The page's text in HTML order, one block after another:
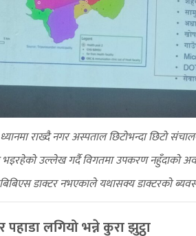
राख्दै नगर अस्पताल छिटोभन्दा छिटो
उल्लेख गर्दै विगतमा उपकरण नहुँदाको
डाक्टर नभएकाले यथासक्य डाक्टरको
पहाडा लगियो भन्ने कुरा झुट्ठा